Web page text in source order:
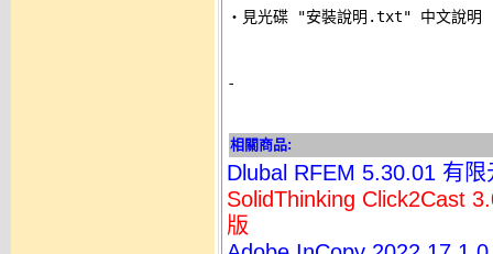
‧見光碟 "安裝說明.txt" 中文說明
-
相關商品:
Dlubal RFEM 5.30.01 有
SolidThinking Click2Cast
版